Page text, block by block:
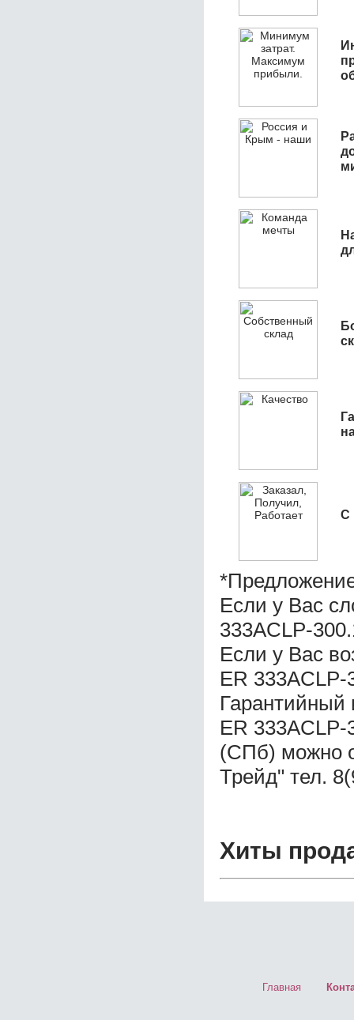
С
Если у Вас
333ACLP-
Если у Вас
ER
Гарантийный
ER 333ACLP-
(СПб) можно
Трейд" тел.
Хиты
Главная